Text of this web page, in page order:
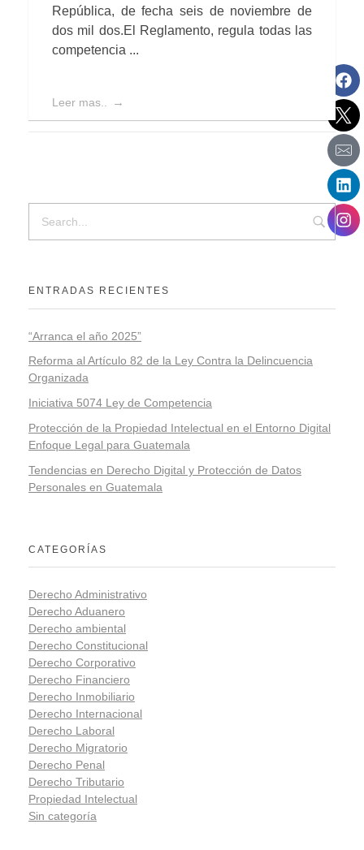
República, de fecha seis de noviembre de
dos mil dos.El Reglamento, regula todas las
competencia ...
Leer mas..
ENTRADAS RECIENTES
“Arranca el año 2025”
Reforma al Artículo 82 de la Ley Contra la Delincuencia
Organizada
Iniciativa 5074 Ley de Competencia
Protección de la Propiedad Intelectual en el Entorno Digital
Enfoque Legal para Guatemala
Tendencias en Derecho Digital y Protección de Datos
Personales en Guatemala
CATEGORÍAS
Derecho Administrativo
Derecho Aduanero
Derecho ambiental
Derecho Constitucional
Derecho Corporativo
Derecho Financiero
Derecho Inmobiliario
Derecho Internacional
Derecho Laboral
Derecho Migratorio
Derecho Penal
Derecho Tributario
Propiedad Intelectual
Sin categoría